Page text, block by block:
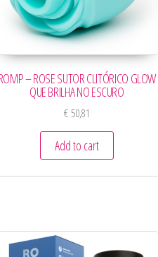
– ROSE SUTOR CLITÓRICO GLOW
QUE BRILHA NO ESCURO
€50,81
Add to cart